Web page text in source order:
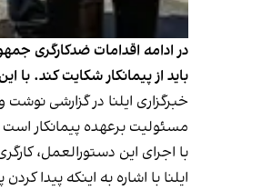
در ادامه اقدامات ضدکارگری
باید از پیمانکار شکایت کند.
خبرگزاری ایلنا در گزارشی نوشت
مسئولیت برعهده پیمانکار
با اجرای این دستورالعمل،
ایلنا با اشاره به اینکه پیدا